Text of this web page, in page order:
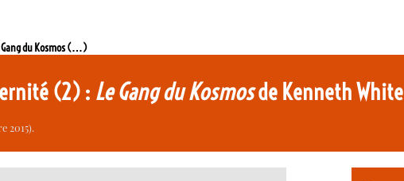
Gang du Kosmos (…)
(2) : Le Gang du Kosmosde Kenneth White
2015).